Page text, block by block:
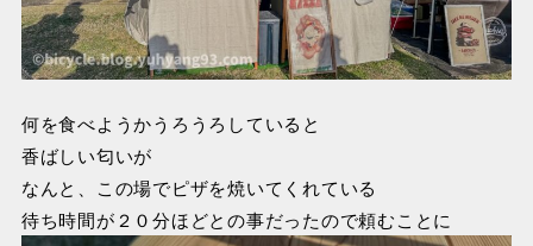
何を食べようかうろうろしていると
香ばしい匂いが
なんと、この場でピザを焼いてくれている
待ち時間が２０分ほどとの事だったので頼むことに